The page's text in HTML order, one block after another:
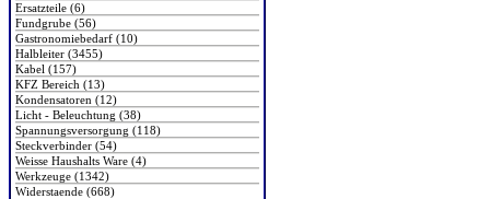
Ersatzteile (6)
Fundgrube (56)
Gastronomiebedarf (10)
Halbleiter (3455)
Kabel (157)
KFZ Bereich (13)
Kondensatoren (12)
Licht - Beleuchtung (38)
Spannungsversorgung (118)
Steckverbinder (54)
Weisse Haushalts Ware (4)
Werkzeuge (1342)
Widerstaende (668)